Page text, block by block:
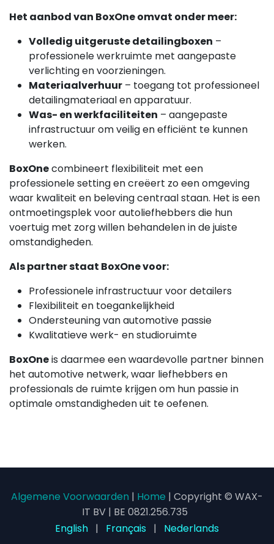
Het aanbod van BoxOne omvat onder meer:
Volledig uitgeruste detailingboxen –
professionele werkruimte met aangepaste
verlichting en voorzieningen.
Materiaalverhuur – toegang tot professioneel
detailingmateriaal en apparatuur.
Was- en werkfaciliteiten – aangepaste
infrastructuur om veilig en efficiënt te kunnen
werken.
BoxOnecombineert flexibiliteit met een
professionele setting en creëert zo een omgeving
waar kwaliteit en beleving centraal staan. Het is een
ontmoetingsplek voor autoliefhebbers die hun
voertuig met zorg willen behandelen in de juiste
omstandigheden.
Als partner staat BoxOne voor:
Professionele infrastructuur voor detailers
Flexibiliteit en toegankelijkheid
Ondersteuning van automotive passie
Kwalitatieve werk- en studioruimte
BoxOneis daarmee een waardevolle partner binnen
het automotive netwerk, waar liefhebbers en
professionals de ruimte krijgen om hun passie in
optimale omstandigheden uit te oefenen.
Algemene Voorwaarden | Home | Copyright © WAX-
IT BV | BE 0821.256.735
English | Français | Nederlands